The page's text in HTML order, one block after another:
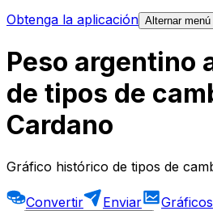
Obtenga la aplicación Alternar menú
Peso argentino
de tipos de
Cardano
Gráfico histórico de tipos de
Convertir Enviar Gráficos